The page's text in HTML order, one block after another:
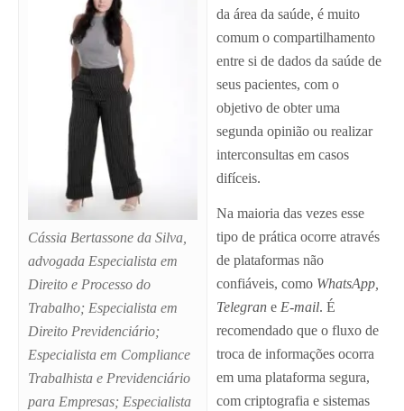
Cássia Bertassone da Silva,
advogada Especialista em
Direito e Processo do
Trabalho; Especialista em
Direito Previdenciário;
Especialista em Compliance
Trabalhista e Previdenciário
para Empresas; Especialista
da área da saúde, é muito
comum o compartilhamento
entre si de dados da saúde de
seus pacientes, com o
objetivo de obter uma
segunda opinião ou realizar
interconsultas em casos
difíceis.
Na maioria das vezes esse
tipo de prática ocorre através
de plataformas não
confiáveis, como WhatsApp,
Telegran e E-mail. É
recomendado que o fluxo de
troca de informações ocorra
em uma plataforma segura,
com criptografia e sistemas